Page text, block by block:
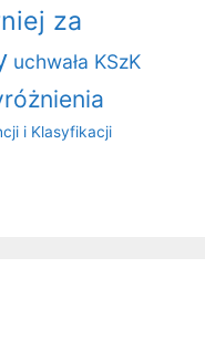
za
uchwała KSzK
i Klasyfikacji